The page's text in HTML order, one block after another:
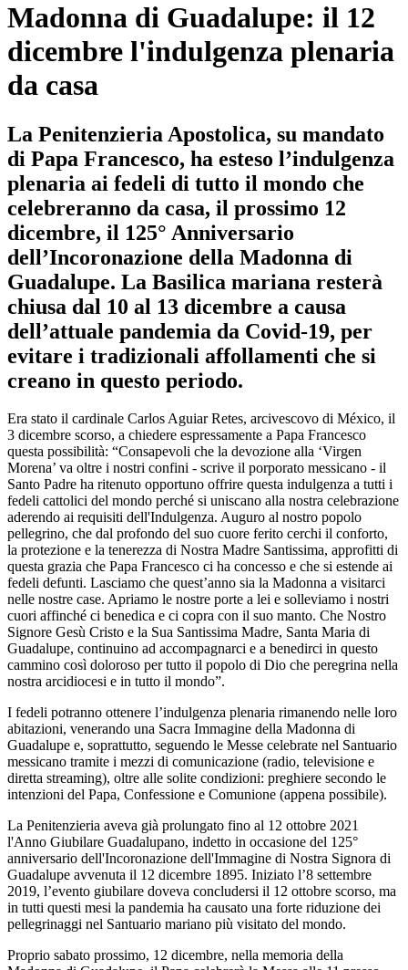
Madonna di Guadalupe: il 12
dicembre l'indulgenza plenaria
da casa
La Penitenzieria Apostolica, su mandato
di Papa Francesco, ha esteso l’indulgenza
plenaria ai fedeli di tutto il mondo che
celebreranno da casa, il prossimo 12
dicembre, il 125° Anniversario
dell’Incoronazione della Madonna di
Guadalupe. La Basilica mariana resterà
chiusa dal 10 al 13 dicembre a causa
dell’attuale pandemia da Covid-19, per
evitare i tradizionali affollamenti che si
creano in questo periodo.
Era stato il cardinale Carlos Aguiar Retes, arcivescovo di México, il
3 dicembre scorso, a chiedere espressamente a Papa Francesco
questa possibilità: “Consapevoli che la devozione alla ‘Virgen
Morena’ va oltre i nostri confini - scrive il porporato messicano - il
Santo Padre ha ritenuto opportuno offrire questa indulgenza a tutti i
fedeli cattolici del mondo perché si uniscano alla nostra celebrazione
aderendo ai requisiti dell'Indulgenza. Auguro al nostro popolo
pellegrino, che dal profondo del suo cuore ferito cerchi il conforto,
la protezione e la tenerezza di Nostra Madre Santissima, approfitti di
questa grazia che Papa Francesco ci ha concesso e che si estende ai
fedeli defunti. Lasciamo che quest’anno sia la Madonna a visitarci
nelle nostre case. Apriamo le nostre porte a lei e solleviamo i nostri
cuori affinché ci benedica e ci copra con il suo manto. Che Nostro
Signore Gesù Cristo e la Sua Santissima Madre, Santa Maria di
Guadalupe, continuino ad accompagnarci e a benedirci in questo
cammino così doloroso per tutto il popolo di Dio che peregrina nella
nostra arcidiocesi e in tutto il mondo”.
I fedeli potranno ottenere l’indulgenza plenaria rimanendo nelle loro
abitazioni, venerando una Sacra Immagine della Madonna di
Guadalupe e, soprattutto, seguendo le Messe celebrate nel Santuario
messicano tramite i mezzi di comunicazione (radio, televisione e
diretta streaming), oltre alle solite condizioni: preghiere secondo le
intenzioni del Papa, Confessione e Comunione (appena possibile).
La Penitenzieria aveva già prolungato fino al 12 ottobre 2021
l'Anno Giubilare Guadalupano, indetto in occasione del 125°
anniversario dell'Incoronazione dell'Immagine di Nostra Signora di
Guadalupe avvenuta il 12 dicembre 1895. Iniziato l’8 settembre
2019, l’evento giubilare doveva concludersi il 12 ottobre scorso, ma
in tutti questi mesi la pandemia ha causato una forte riduzione dei
pellegrinaggi nel Santuario mariano più visitato del mondo.
Proprio sabato prossimo, 12 dicembre, nella memoria della